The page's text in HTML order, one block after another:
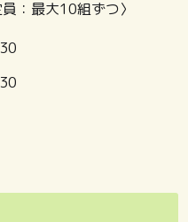
：最大10組ずつ〉